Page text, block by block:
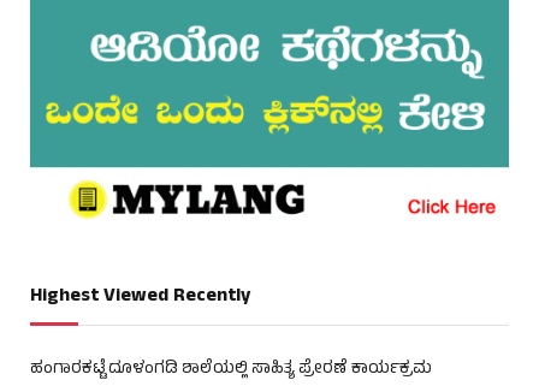
Highest Viewed Recently
ಹಂಗಾರಕಟ್ಟೆ ದೂಳಂಗಡಿ ಶಾಲೆಯಲ್ಲಿ ಸಾಹಿತ್ಯ ಪ್ರೇರಣೆ ಕಾರ್ಯಕ್ರಮ